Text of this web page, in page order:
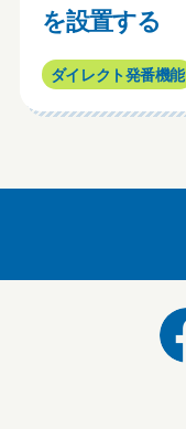
を設置する
ダイレクト発番機能